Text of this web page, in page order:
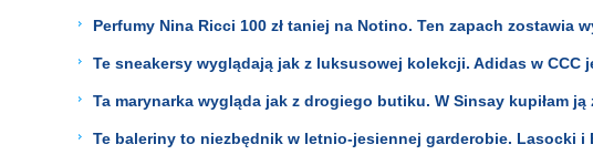
Perfumy Nina Ricci 100 zł taniej na Notino. Ten zapach zostawia
Te sneakersy wyglądają jak z luksusowej kolekcji. Adidas w CCC
Ta marynarka wygląda jak z drogiego butiku. W Sinsay kupiłam ją
Te baleriny to niezbędnik w letnio-jesiennej garderobie. Lasocki i